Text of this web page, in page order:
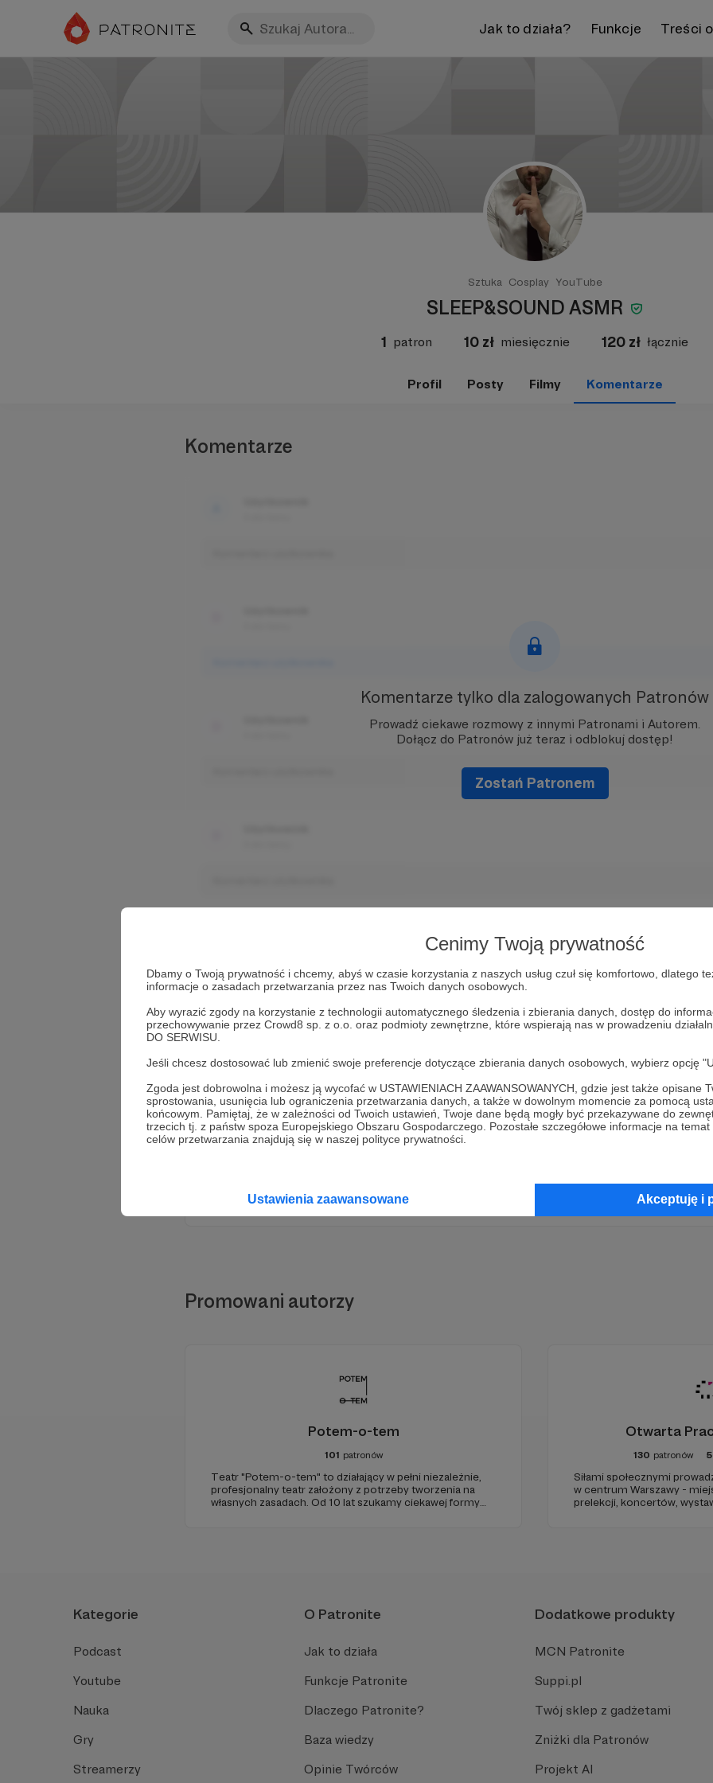
Cenimy Twoją prywatność
Dbamy o Twoją prywatność i chcemy, abyś w czasie korzystania z naszych usług czuł się komfortowo, dlatego
informacje o zasadach przetwarzania przez nas Twoich danych osobowych.
Aby wyrazić zgody na korzystanie z technologii automatycznego śledzenia i zbierania danych, dostęp do
przechowywanie przez Crowd8 sp. z o.o. oraz podmioty zewnętrzne, które wspierają nas w prowadzeniu
DO SERWISU.
Jeśli chcesz dostosować lub zmienić swoje preferencje dotyczące zbierania danych osobowych, wybierz opcję
Zgoda jest dobrowolna i możesz ją wycofać w USTAWIENIACH ZAAWANSOWANYCH, gdzie jest także opisane
sprostowania, usunięcia lub ograniczenia przetwarzania danych, a także w dowolnym momencie za pomocą
końcowym. Pamiętaj, że w zależności od Twoich ustawień, Twoje dane będą mogły być przekazywane do
trzecich tj. z państw spoza Europejskiego Obszaru Gospodarczego. Pozostałe szczegółowe informacje na
celów przetwarzania znajdują się w naszej polityce prywatności.
Ustawienia zaawansowane Akceptuję i
Jak to działa? Funkcje Treści
Sztuka Cosplay YouTube
SLEEP&SOUND ASMR
1 patron 10 zł miesięcznie 120 zł łącznie
Profil Posty Filmy Komentarze
Komentarze
Komentarze tylko dla zalogowanych Patronów
Prowadź ciekawe rozmowy z innymi Patronami i Autorem.
Dołącz do Patronów już teraz i odblokuj dostęp!
Zostań Patronem
Dołącz do grona Patronów!
Wesprzyj działalność Autora
Zostań Patronem
Promowani autorzy
Potem-o-tem
101 patronów
Teatr "Potem-o-tem" to działający w pełni niezależnie,
profesjonalny teatr założony z potrzeby tworzenia na
własnych zasadach. Od 10 lat szukamy ciekawej formy
Otwarta
130 patronów
Siłami społecznymi
w centrum Warszawy -
prelekcji, koncertów,
Kategorie
Podcast
Youtube
Nauka
Gry
Streamerzy
O Patronite
Jak to działa
Funkcje Patronite
Dlaczego Patronite?
Baza wiedzy
Opinie Twórców
Dodatkowe produkty
MCN Patronite
Suppi.pl
Twój sklep z gadżetami
Zniżki dla Patronów
Projekt AI